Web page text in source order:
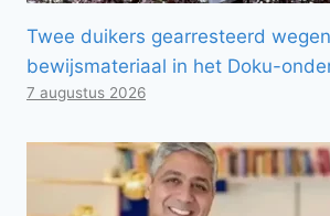
Twee duikers gearresteerd
bewijsmateriaal in het Doku-
7 augustus 2026